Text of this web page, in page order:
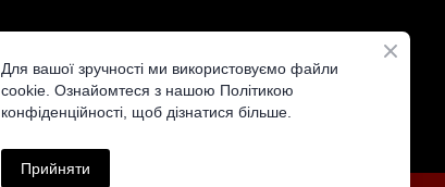
Для вашої зручності ми використовуємо файли
cookie. Ознайомтеся з нашою Політикою
конфіденційності, щоб дізнатися більше.
Прийняти